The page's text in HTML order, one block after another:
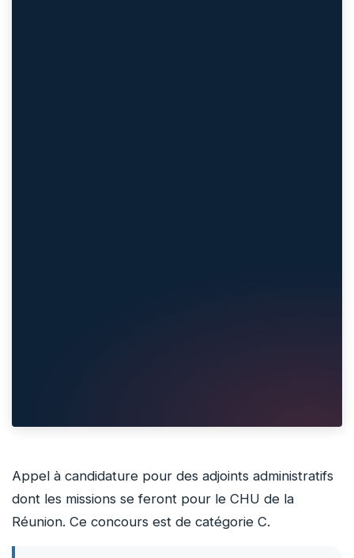
Appel à candidature pour des adjoints administratifs
dont les missions se feront pour le CHU de la
Réunion. Ce concours est de catégorie C.